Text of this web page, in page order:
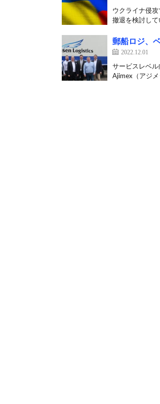
ウクライナ侵
撤退を検討し
郵船ロジ、
2022.12.01
サービスレベ
Ajimex（アジ